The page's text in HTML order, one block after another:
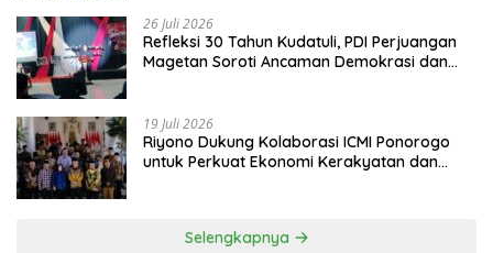
26 Juli 2026
Refleksi 30 Tahun Kudatuli, PDI Perjuangan
Magetan Soroti Ancaman Demokrasi dan
19 Juli 2026
Riyono Dukung Kolaborasi ICMI Ponorogo
untuk Perkuat Ekonomi Kerakyatan dan
Selengkapnya